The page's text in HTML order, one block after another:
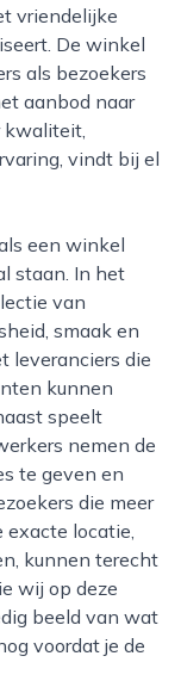
vriendelijke
De winkel
als bezoekers
aanbod naar
kwaliteit,
vindt bij el
staan. In het
van
smaak en
leveranciers die
kunnen
speelt
nemen de
te geven en
die meer
exacte locatie,
kunnen terecht
wij op deze
beeld van wat
voordat je de